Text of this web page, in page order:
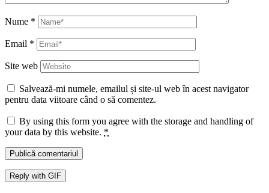
Nume *
Email *
Site web
Salvează-mi numele, emailul și site-ul web în acest navigator
pentru data viitoare când o să comentez.
By using this form you agree with the storage and handling of
your data by this website. *
Publică comentariul
Reply with GIF